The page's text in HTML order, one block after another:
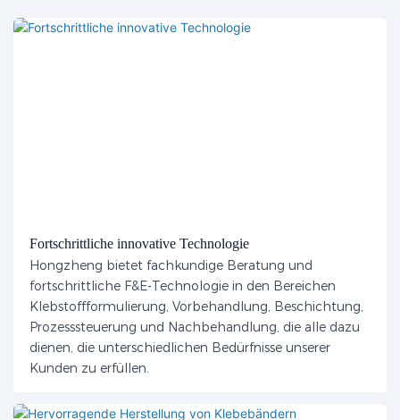
Fortschrittliche innovative Technologie
Hongzheng bietet fachkundige Beratung und
fortschrittliche F&E-Technologie in den Bereichen
Klebstoffformulierung, Vorbehandlung, Beschichtung,
Prozesssteuerung und Nachbehandlung, die alle dazu
dienen, die unterschiedlichen Bedürfnisse unserer
Kunden zu erfüllen.